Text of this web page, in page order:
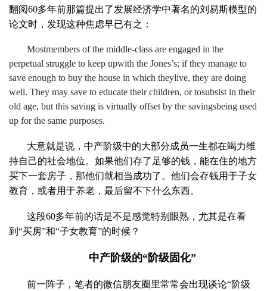
翻阅60多年前那篇提出了发展经济学中著名的刘易斯模型的
论文时，发现这种焦虑早已有之：
Mostmembers of the middle-class are engaged in the
perpetual struggle to keep upwith the Jones’s; if they manage to
save enough to buy the house in which theylive, they are doing
well. They may save to educate their children, or tosubsist in their
old age, but this saving is virtually offset by the savingsbeing used
up for the same purposes.
大意就是说，中产阶级中的大部分成员一生都在竭力维
持自己的社会地位。如果他们存了足够的钱，能在住的地方
买下一套房子，那他们就相当成功了。他们会存钱用于子女
教育，或者用于养老，最后留不下什么东西。
这段60多年前的话是不是感觉特别眼熟，尤其是在看
到“买房”和“子女教育”的时候？
中产阶级的“阶级固化”
前一阵子，笔者的微信朋友圈里常常会出现谈论“阶级